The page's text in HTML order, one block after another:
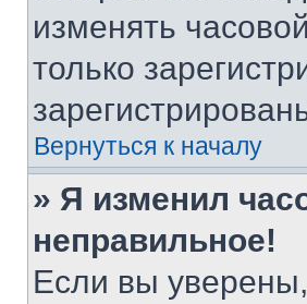
изменять
только
Вернуться к началу
» Я изменил
неправильное!
Если вы